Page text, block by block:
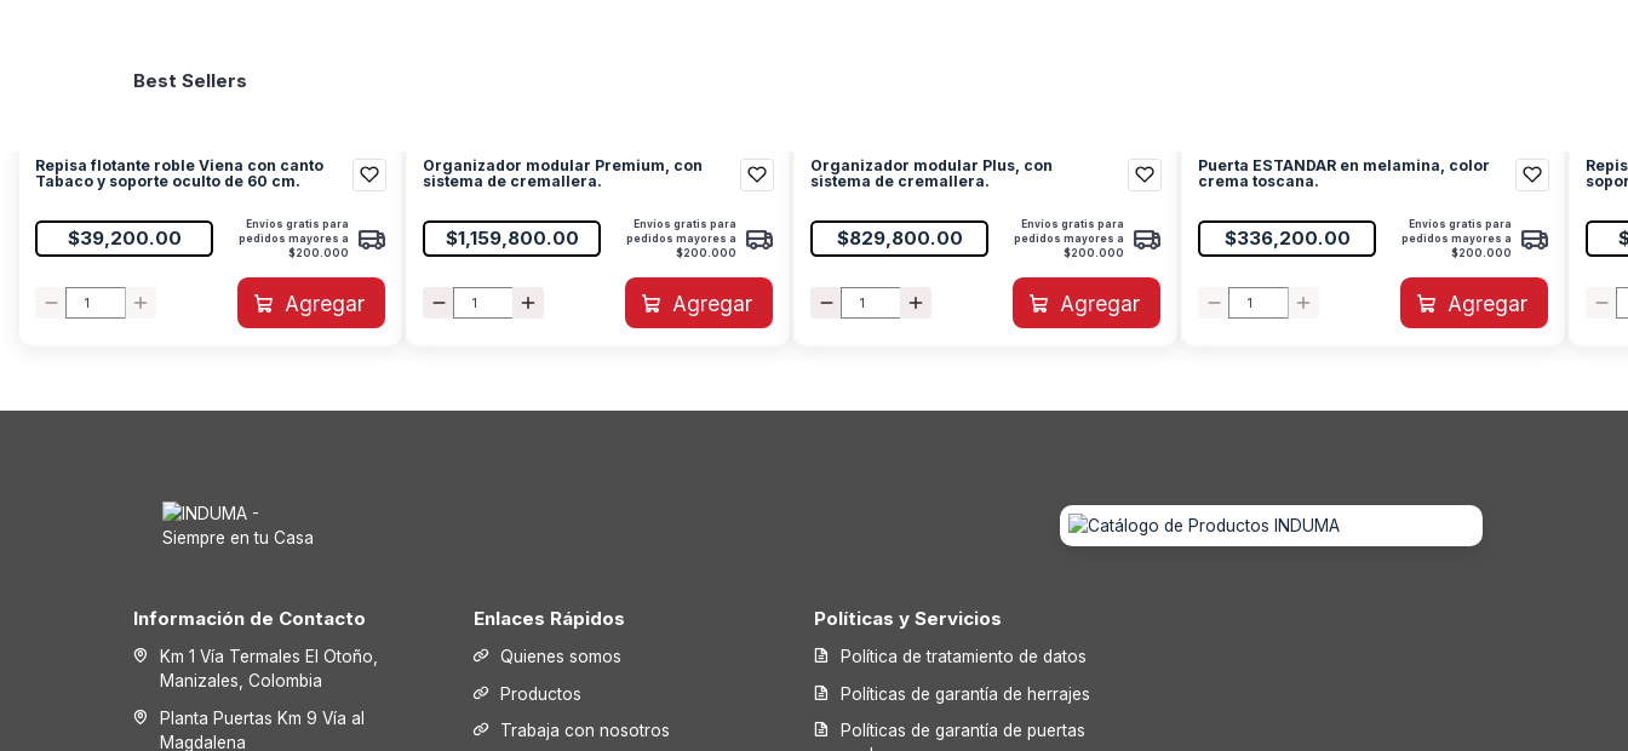
Best Sellers
Repisa flotante roble Viena con canto
Tabaco y soporte oculto de 60 cm.
$39,200.00
Envíos gratis para
pedidos mayores a
$200.000
Agregar
Organizador modular Premium, con
sistema de cremallera.
$1,159,800.00
Envíos gratis para
pedidos mayores a
$200.000
Agregar
Organizador modular Plus, con
sistema de cremallera.
$829,800.00
Envíos gratis para
pedidos mayores a
$200.000
Agregar
Puerta ESTANDAR en melamina, color
crema toscana.
$336,200.00
Envíos gratis para
pedidos mayores a
$200.000
Agregar
Información de Contacto
Km 1 Vía Termales El Otoño,
Manizales, Colombia
Planta Puertas Km 9 Vía al
Magdalena
Enlaces Rápidos
Quienes somos
Productos
Trabaja con nosotros
Políticas y Servicios
Política de tratamiento de datos
Políticas de garantía de herrajes
Políticas de garantía de puertas